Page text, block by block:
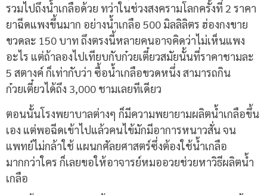
รวมไปถึงน้ำเกลือด้วย ทว่าในช่วงสงครามโลกครั้งที่ 2 ราคา
ยาฉีดแพงขึ้นมาก อย่างน้ำเกลือ 500 มิลลิลิตร ฮ่องกงขาย
ขวดละ 150 บาท ถึงตรงนี้หลายคนอาจคิดว่าไม่เห็นแพง
อะไร แต่ถ้าลองไปเทียบกับก๋วยเตี๋ยวสมัยนั้นที่ราคาชามละ
5 สตางค์ ก็เท่ากับว่า ซื้อน้ำเกลือขวดหนึ่ง สามารถกิน
ก๋วยเตี๋ยวได้ถึง 3,000 ชามเลยทีเดียว
ตอนนั้นโรงพยาบาลต่างๆ ก็มีความพยายามผลิตน้ำเกลือขึ้น
เอง แต่พอฉีดเข้าไปแล้วคนไข้มักมีอาการหนาวสั่น จน
แพทย์ไม่กล้าใช้ แผนกศัลยศาสตร์ซึ่งต้องใช้น้ำเกลือ
มากกว่าใคร ก็เลยขอให้อาจารย์หมออวยช่วยหาวิธีผลิตน้ำ
เกลือ